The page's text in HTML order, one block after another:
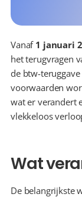
Vanaf 1 januari
het terugvragen
de btw-
voorwaarden
wat er verandert
vlekkeloos
Wat
De belangrijkste